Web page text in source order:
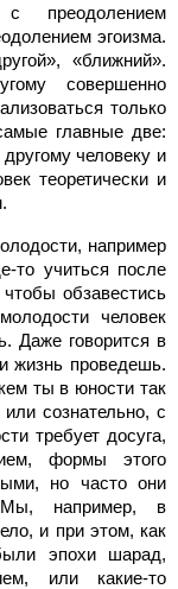
преодолением
эгоизма.
«ближний».
совершенно
только
главные две:
человеку и
теоретически и
например
то учиться после
обзавестись
человек
Даже говорится в
жизнь проведешь.
ты в юности так
сознательно, с
требует досуга,
формы этого
но часто они
Мы, например, в
и при этом, как
эпохи шарад,
или какие-то